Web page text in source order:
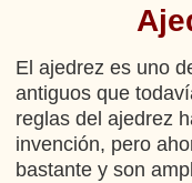
El ajedrez es uno
antiguos que
reglas del ajedrez
invención, pero
bastante y son